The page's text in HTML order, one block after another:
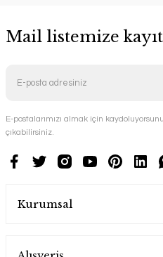
Mail listemize
E-postalarımızı almak için
çıkabilirsiniz.
Kurumsal